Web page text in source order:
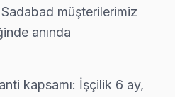
Panel, Teşhis ve
müdahale ve bakımında
ve Servis Rehberi
müşterilerimiz
anında
kapsamı: İşçilik 6 ay,